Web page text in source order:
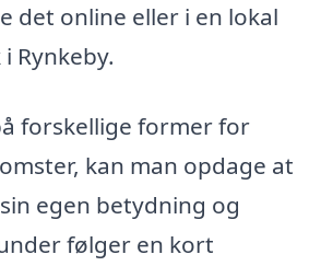
det online eller i en lokal
Rynkeby.
forskellige former for
kan man opdage at
egen betydning og
følger en kort